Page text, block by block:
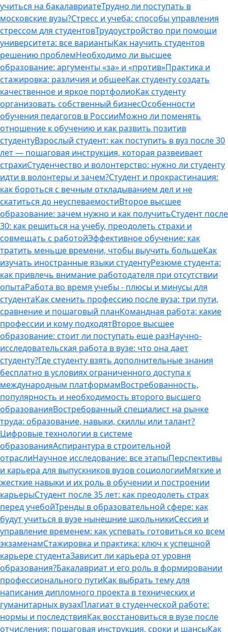
учиться на бакалавриатеТрудно ли поступать в
московские вузы?Стресс и учеба: способы управления
стрессом для студентовТрудоустройство при помощи
университета: все вариантыКак научить студентов
решению проблемНеобходимо ли высшее
образование: аргументы «за» и «против»Практика и
стажировка: различия и общееКак студенту создать
качественное и яркое портфолиоКак студенту
организовать собственный бизнесОсобенности
обучения педагогов в РоссииМожно ли поменять
отношение к обучению и как развить позитив
студентуВзрослый студент: как поступить в вуз после 30
лет — пошаговая инструкция, которая развеивает
страхиСтуденчество и волонтерство: нужно ли cтуденту
идти в волонтеры и зачем?Студент и прокрастинация:
как бороться с вечным откладыванием дел и не
скатиться до неуспеваемостиВторое высшее
образование: зачем нужно и как получитьСтудент после
30: как решиться на учебу, преодолеть страхи и
совмещать с работойЭффективное обучение: как
тратить меньше времени, чтобы выучить большеКак
изучать иностранные языки студентуРезюме студента:
как привлечь внимание работодателя при отсутствии
опытаРабота во время учебы - плюсы и минусы для
студентаКак сменить профессию после вуза: три пути,
сравнение и пошаговый планКомандная работа: какие
профессии и кому подходятВторое высшее
образование: стоит ли поступать еще разНаучно-
исследовательская работа в вузе: что она дает
студенту?Где студенту взять дополнительные знания
бесплатно в условиях ограниченного доступа к
международным платформамВостребованность,
популярность и необходимость второго высшего
образованияВостребованный специалист на рынке
труда: образование, навыки, скиллы или талант?
Цифровые технологии в системе
образованияАспирантура в строительной
отраслиНаучное исследование: все этапыПерспективы
и карьера для выпускников вузов социологииМягкие и
жесткие навыки и их роль в обучении и построении
карьерыСтудент после 35 лет: как преодолеть страх
перед учебойТренды в образовательной сфере: как
будут учиться в вузе нынешние школьникиСессия и
управление временем: как успевать готовиться ко всем
экзаменамСтажировка и практика: ключ к успешной
карьере студентаЗависит ли карьера от уровня
образования?Бакалавриат и его роль в формировании
профессионального путиКак выбрать тему для
написания дипломного проекта в технических и
гуманитарных вузахПлагиат в студенческой работе:
нормы и последствияКак восстановиться в вузе после
отчисления: пошаговая инструкция, сроки и шансыКак